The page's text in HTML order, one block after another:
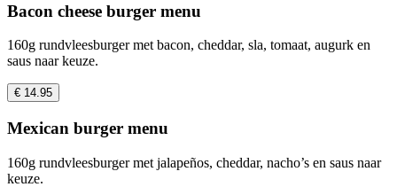
Bacon cheese burger menu
160g rundvleesburger met bacon, cheddar, sla, tomaat, augurk en
saus naar keuze.
€ 14.95
Mexican burger menu
160g rundvleesburger met jalapeños, cheddar, nacho’s en saus naar
keuze.